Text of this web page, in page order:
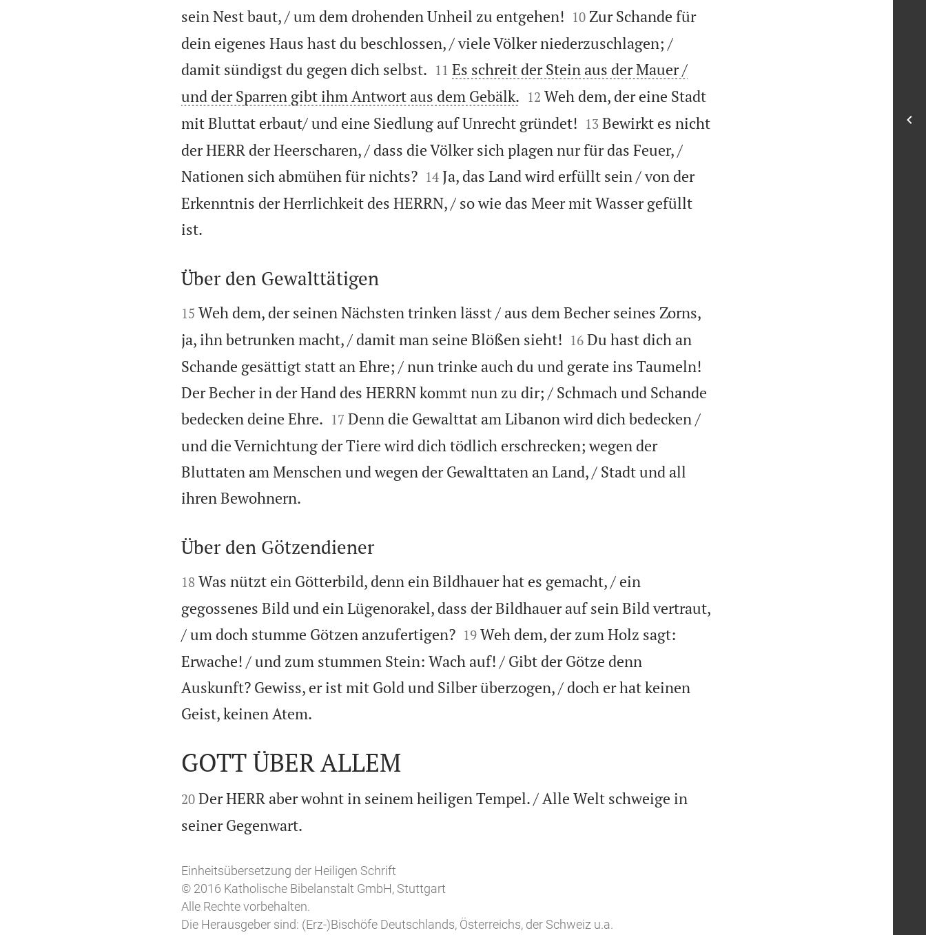
sein Nest baut, / um dem drohenden Unheil zu entgehen!
10 Zur Schande für
dein eigenes Haus hast du beschlossen, / viele Völker niederzuschlagen; /
damit sündigst du gegen dich selbst.
11 Es schreit der Stein aus der Mauer /
und der Sparren gibt ihm Antwort aus dem Gebälk.
12 Weh dem, der eine Stadt
mit Bluttat erbaut/ und eine Siedlung auf Unrecht gründet!
13 Bewirkt es nicht
der HERR der Heerscharen, / dass die Völker sich plagen nur für das Feuer, /
Nationen sich abmühen für nichts?
14 Ja, das Land wird erfüllt sein / von der
Erkenntnis der Herrlichkeit des HERRN, / so wie das Meer mit Wasser gefüllt
ist.

Über den Gewalttätigen

15 Weh dem, der seinen Nächsten trinken lässt / aus dem Becher seines Zorns,
ja, ihn betrunken macht, / damit man seine Blößen sieht!
16 Du hast dich an
Schande gesättigt statt an Ehre; / nun trinke auch du und gerate ins Taumeln!
Der Becher in der Hand des HERRN kommt nun zu dir; / Schmach und Schande
bedecken deine Ehre.
17 Denn die Gewalttat am Libanon wird dich bedecken /
und die Vernichtung der Tiere wird dich tödlich erschrecken; wegen der
Bluttaten am Menschen und wegen der Gewalttaten an Land, / Stadt und all
ihren Bewohnern.

Über den Götzendiener

18 Was nützt ein Götterbild, denn ein Bildhauer hat es gemacht, / ein
gegossenes Bild und ein Lügenorakel, dass der Bildhauer auf sein Bild vertraut,
/ um doch stumme Götzen anzufertigen?
19 Weh dem, der zum Holz sagt:
Erwache! / und zum stummen Stein: Wach auf! / Gibt der Götze denn
Auskunft? Gewiss, er ist mit Gold und Silber überzogen, / doch er hat keinen
Geist, keinen Atem.

GOTT ÜBER ALLEM

20 Der HERR aber wohnt in seinem heiligen Tempel. / Alle Welt schweige in
seiner Gegenwart.
Einheitsübersetzung der Heiligen Schrift
© 2016 Katholische Bibelanstalt GmbH, Stuttgart
Alle Rechte vorbehalten.
Die Herausgeber sind: (Erz-)Bischöfe Deutschlands, Österreichs, der Schweiz u.a.